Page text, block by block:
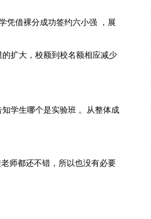
借裸分成功签约六小强 ，展
扩大，校额到校名额相应减少
学生哪个是实验班 。从整体成
师都还不错，所以也没有必要